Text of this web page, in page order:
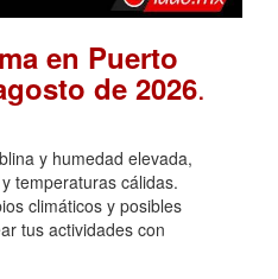
en Puerto
de 2026.
y humedad elevada,
temperaturas cálidas.
climáticos y posibles
tus actividades con